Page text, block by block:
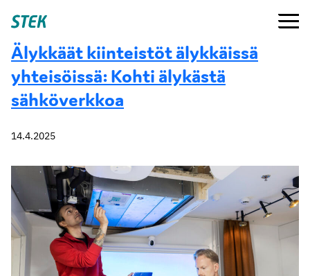
suoraan
sisältöön
Stek Valikko
Älykkäät kiinteistöt älykkäissä
yhteisöissä: Kohti älykästä
sähköverkkoa
14.4.2025